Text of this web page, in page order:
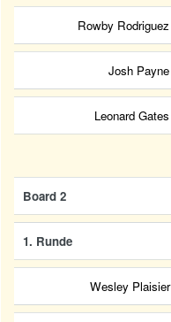
Rowby Rodriguez
Josh Payne
Leonard Gates
Board 2
1. Runde
Wesley Plaisier